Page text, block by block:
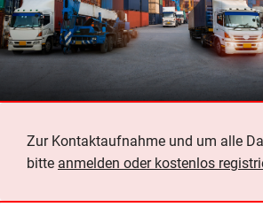
Zur Kontaktaufnahme und um alle
bitte anmelden oder kostenlos